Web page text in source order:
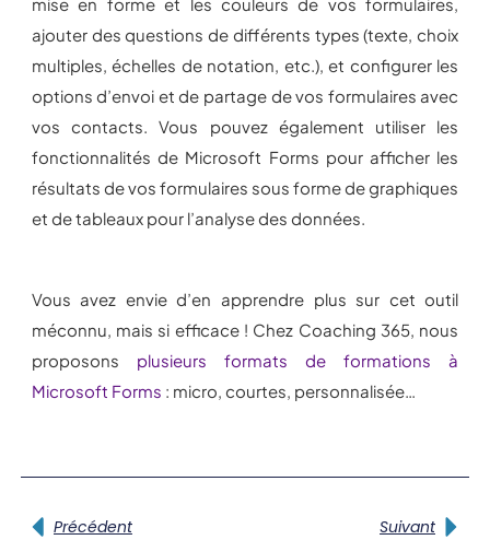
mise en forme et les couleurs de vos formulaires,
ajouter des questions de différents types (texte, choix
multiples, échelles de notation, etc.), et configurer les
options d’envoi et de partage de vos formulaires avec
vos contacts. Vous pouvez également utiliser les
fonctionnalités de Microsoft Forms pour afficher les
résultats de vos formulaires sous forme de graphiques
et de tableaux pour l’analyse des données.
Vous avez envie d’en apprendre plus sur cet outil
méconnu, mais si efficace ! Chez Coaching 365, nous
proposons plusieurs formats de formations à
Microsoft Forms : micro, courtes, personnalisée…
Précédent Suivant